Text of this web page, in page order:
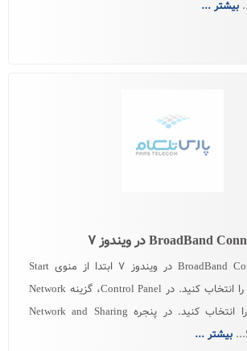
بیشتر ...
نحوه ساخت BroadBand Connection در ویندوز ۷ ابتدا از منوی Start
ویندوز، Control Panel را انتخاب کنید. در Control Panel، گزینه Network
and Sharing Center را انتخاب کنید. در پنجره Network and Sharing
بیشتر ...